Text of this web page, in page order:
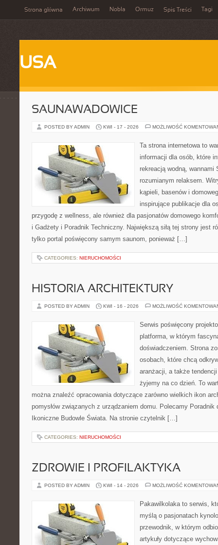
Strona główna Archiwum Nobla Ormuz Spis Treści Tagi
USA
SAUNAWADOWICE
POSTED BY ADMIN KWI - 17 - 2026 MOŻLIWOŚĆ
Ta strona internetowa to
informacji dla osób, które
rekreacją wodną, wannami
rozumianym relaksem.
kąpieli, basenów i
inspirujące publikacje dla
przygodę z wellness, ale również dla pasjonatów domowego
i Gadżety i Poradnik Techniczny. Największą siłą tej strony jest
tylko portal poświęcony samym saunom, ponieważ […]
CATEGORIES: NIERUCHOMOŚCI
HISTORIA ARCHITEKTURY
POSTED BY ADMIN KWI - 16 - 2026 MOŻLIWOŚĆ
Serwis poświęcony
platforma, w którym
doświadczeniem. Strona
osobach, które chcą
aranżacji, a także
żyjemy na co dzień. To
można znaleźć opracowania dotyczące zarówno wielkich ikon
pomysłów związanych z urządzaniem domu. Polecamy Poradnik
Ikoniczne Budowle Świata. Na stronie czytelnik […]
CATEGORIES: NIERUCHOMOŚCI
ZDROWIE I PROFILAKTYKA
POSTED BY ADMIN KWI - 14 - 2026 MOŻLIWOŚĆ
Pakawilkolaka to serwis,
myślą o pasjonatach
przewodnik, w którym
artykuły dotyczące